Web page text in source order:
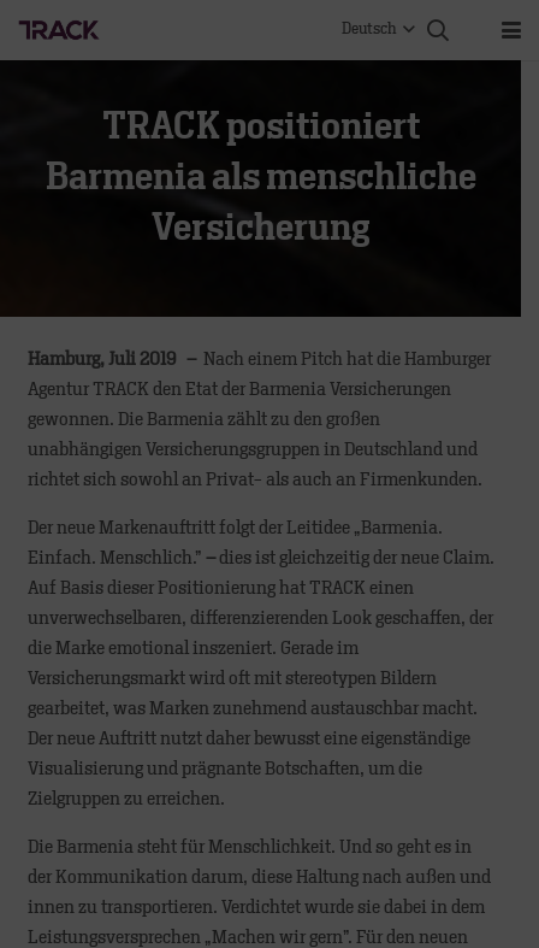
Deutsch
TRACK positioniert
Barmenia als menschliche
Versicherung
Hamburg, Juli 2019 –Nach einem Pitch hat die Hamburger
Agentur TRACK den Etat der Barmenia Versicherungen
gewonnen. Die Barmenia zählt zu den großen
unabhängigen Versicherungsgruppen in Deutschland und
richtet sich sowohl an Privat- als auch an Firmenkunden.
Der neue Markenauftritt folgt der Leitidee „Barmenia.
Einfach. Menschlich.” –dies ist gleichzeitig der neue Claim.
Auf Basis dieser Positionierung hat TRACK einen
unverwechselbaren, differenzierenden Look geschaffen, der
die Marke emotional inszeniert. Gerade im
Versicherungsmarkt wird oft mit stereotypen Bildern
gearbeitet, was Marken zunehmend austauschbar macht.
Der neue Auftritt nutzt daher bewusst eine eigenständige
Visualisierung und prägnante Botschaften, um die
Zielgruppen zu erreichen.
Die Barmenia steht für Menschlichkeit. Und so geht es in
der Kommunikation darum, diese Haltung nach außen und
innen zu transportieren. Verdichtet wurde sie dabei in dem
Leistungsversprechen „Machen wir gern”. Für den neuen